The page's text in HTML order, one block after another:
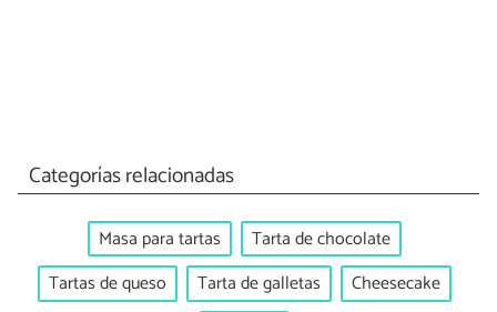
Categorías relacionadas
Masa para tartas
Tarta de chocolate
Tartas de queso
Tarta de galletas
Cheesecake